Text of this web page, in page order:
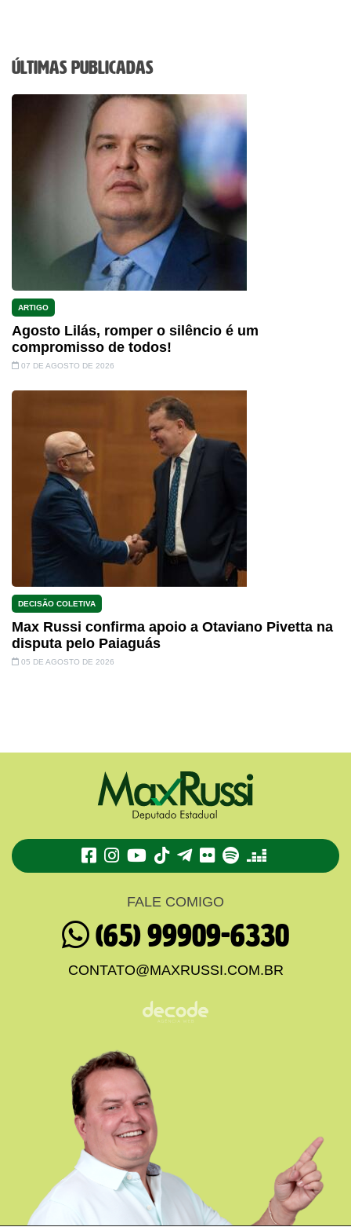
Últimas Publicadas
ARTIGO
Agosto Lilás, romper o silêncio é um
compromisso de todos!
07 DE AGOSTO DE 2026
DECISÃO COLETIVA
Max Russi confirma apoio a Otaviano Pivetta na
disputa pelo Paiaguás
05 DE AGOSTO DE 2026
TikTokTelegram
FlickrSpotifyDeezer
FALE COMIGO
(65) 99909-6330
CONTATO@MAXRUSSI.COM.BR